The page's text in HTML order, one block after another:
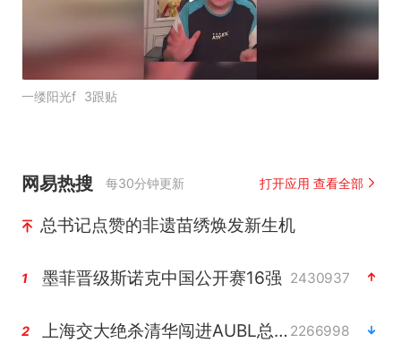
一缕阳光f 3跟贴
网易热搜 每30分钟更新 打开应用 查看全部
总书记点赞的非遗苗绣焕发新生机
1 墨菲晋级斯诺克中国公开赛16强 2430937
2 上海交大绝杀清华闯进AUBL总决赛 2266998